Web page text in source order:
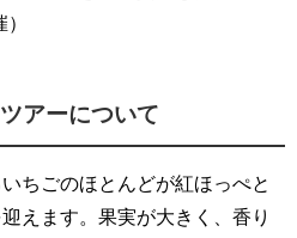
アーについて
ちごのほとんどが紅ほっぺと
えます。果実が大きく、香り